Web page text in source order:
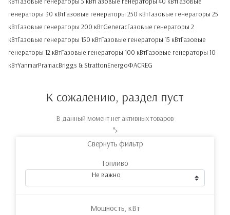
генераторы 30 кВтГазовые генераторы 250 кВтГазовые генераторы 25
кВтГазовые генераторы 200 кВтGeneracГазовые генераторы 2
кВтГазовые генераторы 150 кВтГазовые генераторы 15 кВтГазовые
генераторы 12 кВтГазовые генераторы 100 кВтГазовые генераторы 10
кВтYanmarPramacBriggs & StrattonEnergoФАСREG
К сожалению, раздел пуст
В данный момент нет активных товаров
">
Свернуть фильтр
Топливо
Не важно
Мощность, кВт